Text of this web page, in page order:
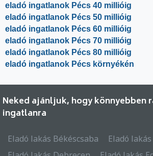
eladó ingatlanok Pécs 40 millióig
eladó ingatlanok Pécs 50 millióig
eladó ingatlanok Pécs 60 millióig
eladó ingatlanok Pécs 70 millióig
eladó ingatlanok Pécs 80 millióig
eladó ingatlanok Pécs környékén
Neked ajánljuk, hogy könnyebben
ingatlanra
Eladó lakás Békéscsaba
Eladó